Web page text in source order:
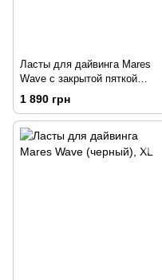
Ласты для дайвинга Mares
Wave с закрытой пяткой
(черный), 46-47
1 890 грн